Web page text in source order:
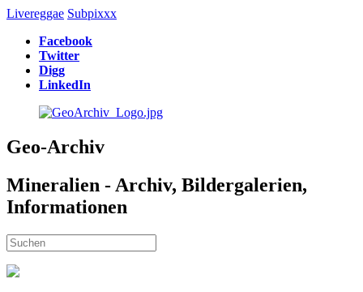
Livereggae Subpixxx
Facebook
Twitter
Digg
LinkedIn
Geo-Archiv
Mineralien - Archiv, Bildergalerien,
Informationen